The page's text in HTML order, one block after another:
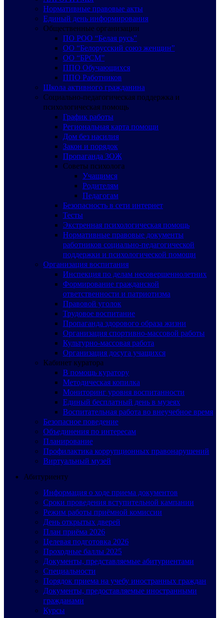
Нормативные правовые акты
Единый день информирования
Общественные организации
ПО РОО “Белая русь”
ОО “Белорусский союз женщин”
ОО “БРСМ”
ППО Обучающихся
ППО Работников
Школа активного гражданина
Социально-педагогическая поддержка и
психологическая помощь
График работы
Региональная карта помощи
Дом без насилия
Закон и порядок
Пропаганда ЗОЖ
Советы психолога
Учащимся
Родителям
Педагогам
Безопасность в сети интернет
Тесты
Экстренная психологическая помощь
Нормативные правовые документы
работников социально-педагогической
поддержки и психологической помощи
Организация воспитания
Инспекция по делам несовершеннолетних
Формирование гражданской
ответственности и патриотизма
Правовой уголок
Трудовое воспитание
Пропаганда здорового образа жизни
Организация спортивно-массовой работы
Культурно-массовая работа
Организация досуга учащихся
Кабинет куратора
В помощь куратору
Методическая копилка
Мониторинг уровня воспитанности
Единый бесплатный день в музеях
Воспитательная работа во внеучебное время
Безопасное поведение
Объединения по интересам
Планирование
Профилактика коррупционных правонарушений
Виртуальный музей
Абитуриенту
Информация о ходе приема документов
Сроки проведения вступительной кампании
Режим работы приёмной комиссии
День открытых дверей
План приёма 2026
Целевая подготовка 2026
Проходные баллы 2025
Документы, представляемые абитуриентами
Специальности
Порядок приема на учебу иностранных граждан
Документы, предоставляемые иностранными
гражданами
Курсы